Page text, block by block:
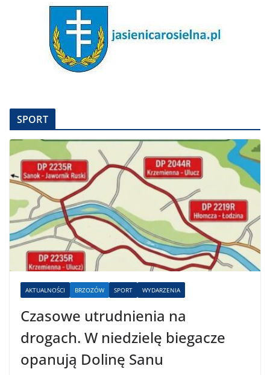
SPORT
AKTUALNOŚCI BRZOZÓW SPORT WYDARZENIA
Czasowe utrudnienia na
drogach. W niedzielę biegacze
opanują Dolinę Sanu